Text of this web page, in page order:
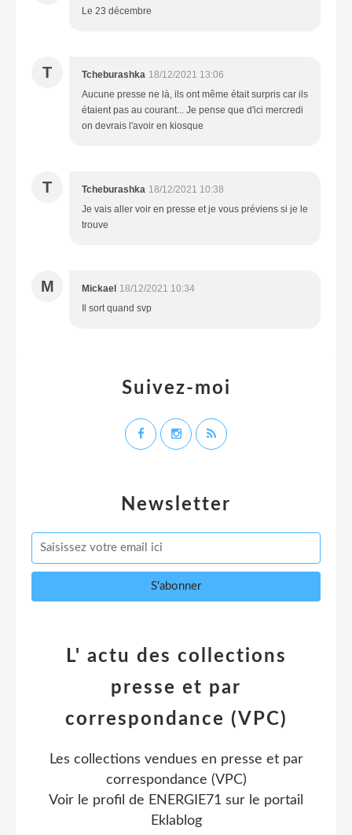
Le 23 décembre
T Tcheburashka 18/12/2021 13:06
Aucune presse ne là, ils ont même était surpris car ils
étaient pas au courant... Je pense que d'ici mercredi
on devrais l'avoir en kiosque
T Tcheburashka 18/12/2021 10:38
Je vais aller voir en presse et je vous préviens si je le
trouve
M Mickael 18/12/2021 10:34
Il sort quand svp
Newsletter
L' actu des collections
presse et par
correspondance (VPC)
Les collections vendues en presse et par
correspondance (VPC)
Voir le profil de ENERGIE71 sur le portail
Eklablog
Suivez-moi